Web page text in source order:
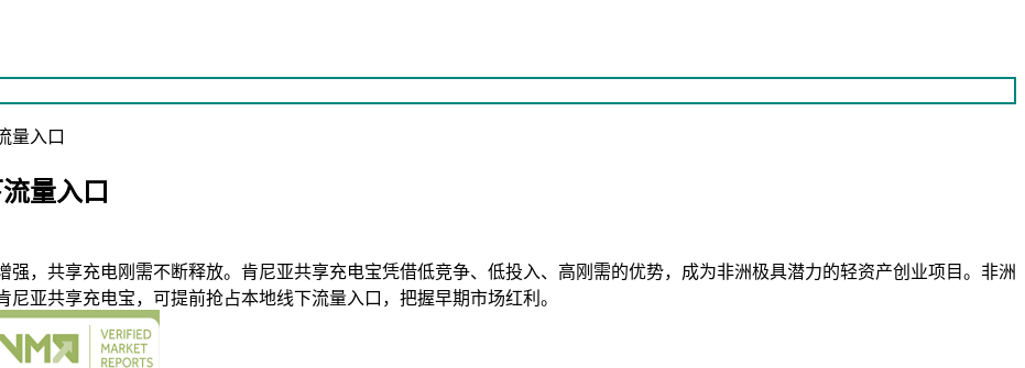
量入口
量入口
，共享充电刚需不断释放。肯尼亚共享充电宝凭借低竞争、低投入、高刚需的优势，成为非洲极具潜力的轻资产创业项目。非洲
亚共享充电宝，可提前抢占本地线下流量入口，把握早期市场红利。